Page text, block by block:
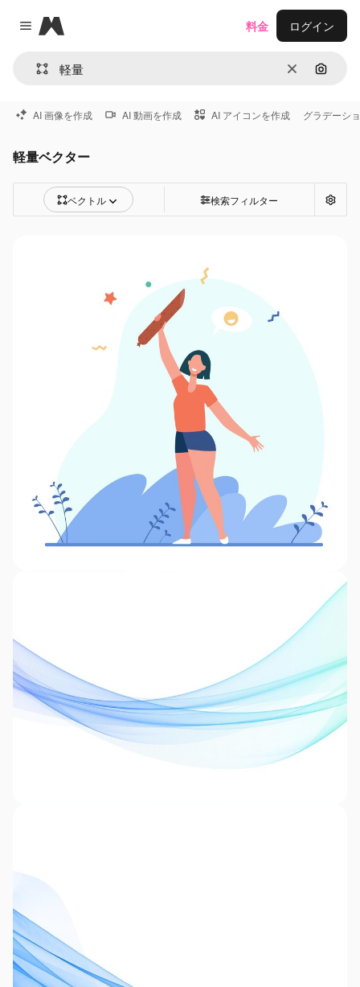
Close menu
Magnific
消去 画像で
料金 ログイン
AI 画像を作成 AI 動画を作成 AI アイコンを作成 グラデーシ
軽量ベクター
ベクトル 検索フィルター